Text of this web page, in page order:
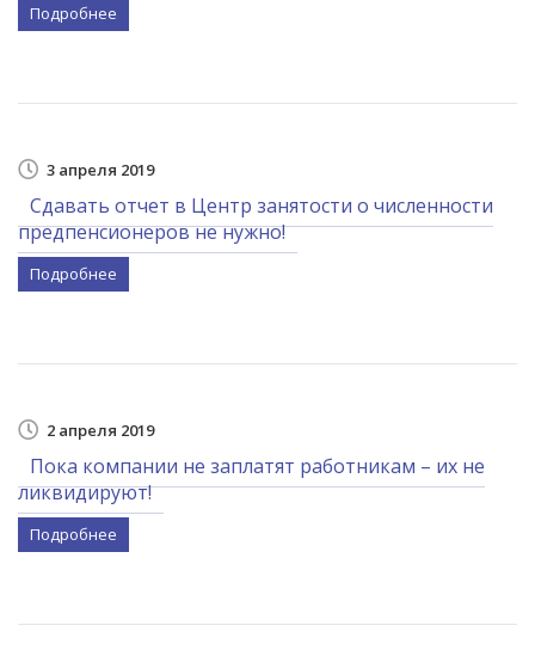
Подробнее
3 апреля 2019
Сдавать отчет в Центр занятости о численности
предпенсионеров не нужно!
Подробнее
2 апреля 2019
Пока компании не заплатят работникам – их не
ликвидируют!
Подробнее